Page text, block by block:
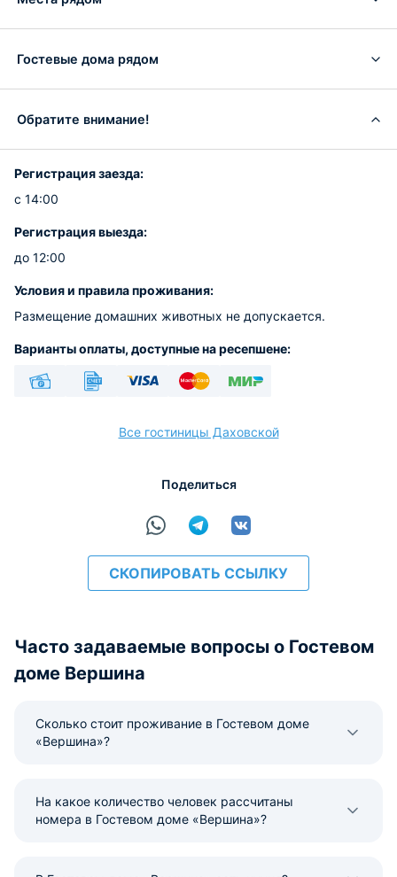
Гостевые дома рядом
Обратите внимание!
Регистрация заезда:
с 14:00
Регистрация выезда:
до 12:00
Условия и правила проживания:
Размещение домашних животных не допускается.
Варианты оплаты, доступные на ресепшене:
Все гостиницы Даховской
Поделиться
СКОПИРОВАТЬ ССЫЛКУ
Часто задаваемые вопросы о Гостевом
доме Вершина
Сколько стоит проживание в Гостевом доме
«Вершина»?
На какое количество человек рассчитаны
номера в Гостевом доме «Вершина»?